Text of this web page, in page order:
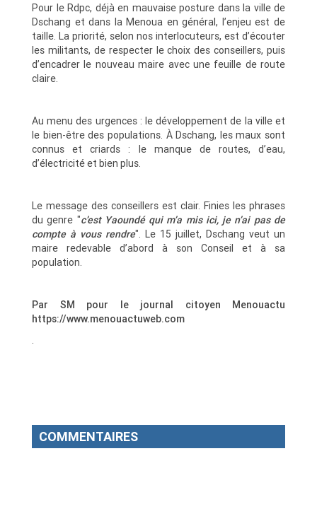
Pour le Rdpc, déjà en mauvaise posture dans la ville de
Dschang et dans la Menoua en général, l’enjeu est de
taille. La priorité, selon nos interlocuteurs, est d’écouter
les militants, de respecter le choix des conseillers, puis
d’encadrer le nouveau maire avec une feuille de route
claire.
Au menu des urgences : le développement de la ville et
le bien-être des populations. À Dschang, les maux sont
connus et criards : le manque de routes, d’eau,
d’électricité et bien plus.
Le message des conseillers est clair. Finies les phrases
du genre "c’est Yaoundé qui m’a mis ici, je n’ai pas de
compte à vous rendre". Le 15 juillet, Dschang veut un
maire redevable d’abord à son Conseil et à sa
population.
Par SM pour le journal citoyen Menouactu
https://www.menouactuweb.com
.
COMMENTAIRES